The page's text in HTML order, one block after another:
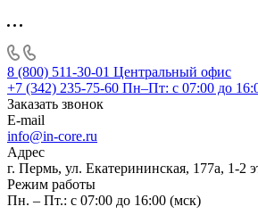
8 (800) 511-30-01 Центральный офис
+7 (342) 235-75-60 Пн–Пт: с 07:00 до
Заказать звонок
E-mail
info@in-core.ru
Адрес
г. Пермь, ул. ​Екатерининская, 177а, ​1-2
Режим работы
Пн. – Пт.: с 07:00 до 16:00 (мск)